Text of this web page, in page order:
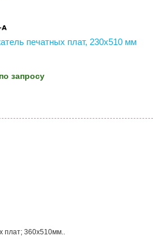
печатных плат, 230x510 мм
по запросу
плат; 360x510мм..